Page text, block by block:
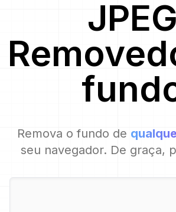
JPEG
Remova o fundo de
seu navegador. De graça,